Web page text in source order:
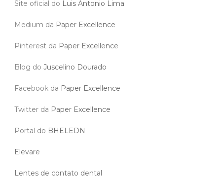
Site oficial do Luis Antonio Lima
Medium da Paper Excellence
Pinterest da Paper Excellence
Blog do Juscelino Dourado
Facebook da Paper Excellence
Twitter da Paper Excellence
Portal do BHELEDN
Elevare
Lentes de contato dental